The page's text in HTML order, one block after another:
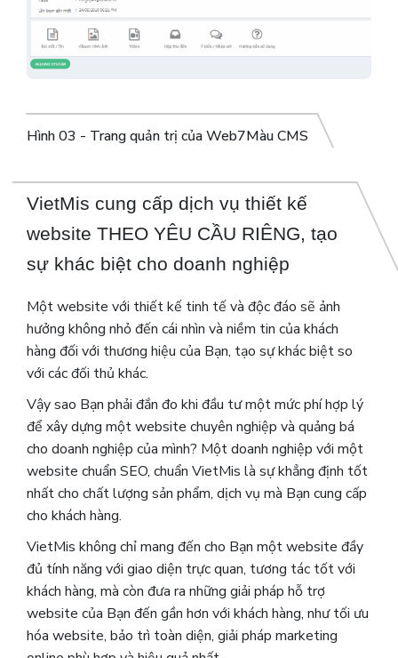
Hình 03 - Trang quản trị của Web7Màu CMS
VietMis cung cấp dịch vụ thiết kế
website THEO YÊU CẦU RIÊNG, tạo
sự khác biệt cho doanh nghiệp
Một website với thiết kế tinh tế và độc đáo sẽ ảnh
hưởng không nhỏ đến cái nhìn và niềm tin của khách
hàng đối với thương hiệu của Bạn, tạo sự khác biệt so
với các đối thủ khác.
Vậy sao Bạn phải đắn đo khi đầu tư một mức phí hợp lý
để xây dựng một website chuyên nghiệp và quảng bá
cho doanh nghiệp của mình? Một doanh nghiệp với một
website chuẩn SEO, chuẩn VietMis là sự khẳng định tốt
nhất cho chất lượng sản phẩm, dịch vụ mà Bạn cung cấp
cho khách hàng.
VietMis không chỉ mang đến cho Bạn một website đầy
đủ tính năng với giao diện trực quan, tương tác tốt với
khách hàng, mà còn đưa ra những giải pháp hỗ trợ
website của Bạn đến gần hơn với khách hàng, như tối ưu
hóa website, bảo trì toàn diện, giải pháp marketing